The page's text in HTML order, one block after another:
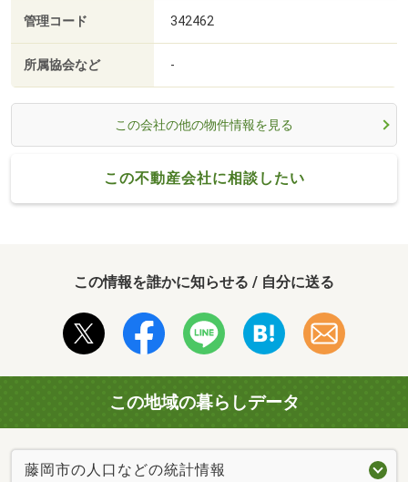
管理コード 342462
所属協会など -
この会社の他の物件情報を見る
この不動産会社に相談したい
この情報を誰かに知らせる / 自分に送る
この地域の暮らしデータ
藤岡市の人口などの統計情報